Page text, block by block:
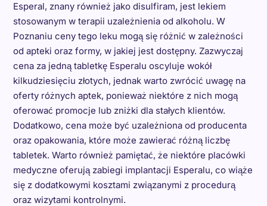
Esperal, znany również jako disulfiram, jest lekiem
stosowanym w terapii uzależnienia od alkoholu. W
Poznaniu ceny tego leku mogą się różnić w zależności
od apteki oraz formy, w jakiej jest dostępny. Zazwyczaj
cena za jedną tabletkę Esperalu oscyluje wokół
kilkudziesięciu złotych, jednak warto zwrócić uwagę na
oferty różnych aptek, ponieważ niektóre z nich mogą
oferować promocje lub zniżki dla stałych klientów.
Dodatkowo, cena może być uzależniona od producenta
oraz opakowania, które może zawierać różną liczbę
tabletek. Warto również pamiętać, że niektóre placówki
medyczne oferują zabiegi implantacji Esperalu, co wiąże
się z dodatkowymi kosztami związanymi z procedurą
oraz wizytami kontrolnymi.